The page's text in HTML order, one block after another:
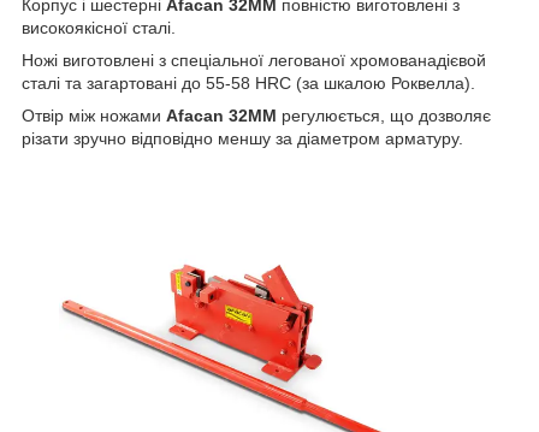
Корпус і шестерні Afacan 32MM повністю виготовлені з
високоякісної сталі.
Ножі виготовлені з спеціальної легованої хромованадієвой
сталі та загартовані до 55-58 HRC (за шкалою Роквелла).
Отвір між ножами Afacan 32MM регулюється, що дозволяє
різати зручно відповідно меншу за діаметром арматуру.